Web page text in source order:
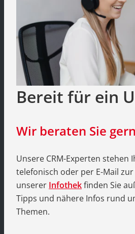
Bereit für ein
Wir beraten Sie
Unsere CRM-Experten stehen
telefonisch oder per E-Mail
unserer Infothekfinden Sie
Tipps und nähere Infos rund
Themen.